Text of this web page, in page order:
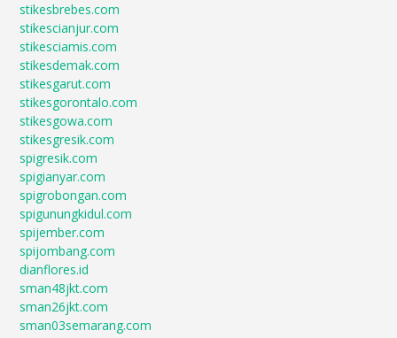
stikesbrebes.com
stikescianjur.com
stikesciamis.com
stikesdemak.com
stikesgarut.com
stikesgorontalo.com
stikesgowa.com
stikesgresik.com
spigresik.com
spigianyar.com
spigrobongan.com
spigunungkidul.com
spijember.com
spijombang.com
dianflores.id
sman48jkt.com
sman26jkt.com
sman03semarang.com